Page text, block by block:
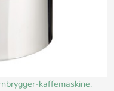
kaffemaskine.